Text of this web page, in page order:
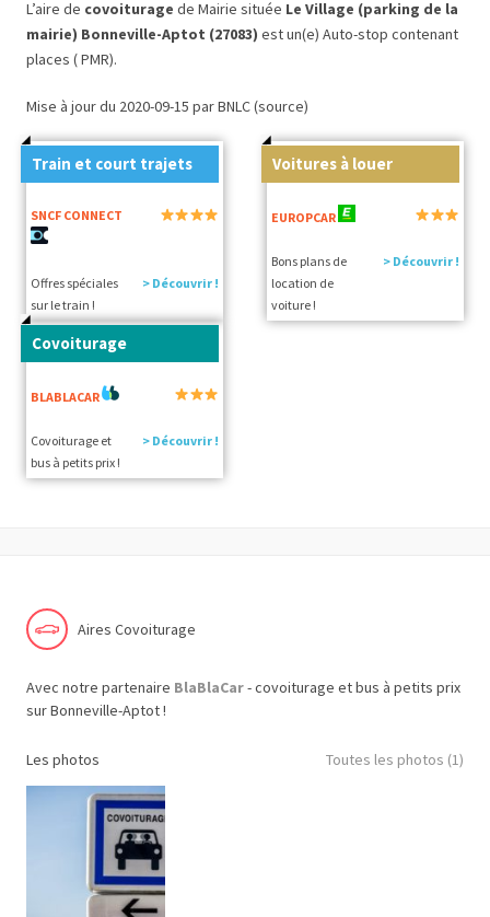
L’aire de covoiturage de Mairie située Le Village (parking de la
mairie) Bonneville-Aptot (27083) est un(e) Auto-stop contenant
places ( PMR).
Mise à jour du 2020-09-15 par BNLC (source)
Train et court trajets
SNCF CONNECT
Offres spéciales
sur le train !
> Découvrir !
Voitures à louer
EUROPCAR
Bons plans de
location de
voiture !
> Découvrir !
Covoiturage
BLABLACAR
Covoiturage et
bus à petits prix !
> Découvrir !
Aires Covoiturage
Avec notre partenaire BlaBlaCar- covoiturage et bus à petits prix
sur Bonneville-Aptot !
Les photos Toutes les photos (1)